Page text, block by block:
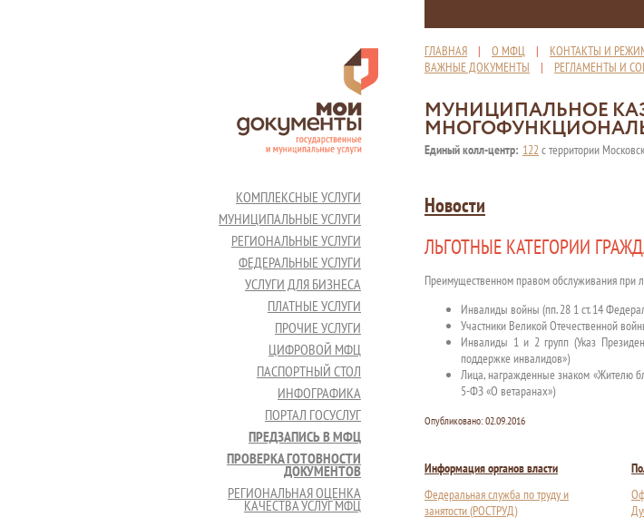
ГЛАВНАЯ | О МФЦ | КОНТАКТЫ И
ВАЖНЫЕ ДОКУМЕНТЫ | РЕГЛАМЕНТЫ И
МУНИЦИПАЛЬНОЕ
Единый колл-центр: 122с территории
КОМПЛЕКСНЫЕ УСЛУГИ
МУНИЦИПАЛЬНЫЕ УСЛУГИ
РЕГИОНАЛЬНЫЕ УСЛУГИ
ФЕДЕРАЛЬНЫЕ УСЛУГИ
УСЛУГИ ДЛЯ БИЗНЕСА
ПЛАТНЫЕ УСЛУГИ
ПРОЧИЕ УСЛУГИ
ЦИФРОВОЙ МФЦ
ПАСПОРТНЫЙ СТОЛ
ИНФОГРАФИКА
ПОРТАЛ ГОСУСЛУГ
ПРЕДЗАПИСЬ В МФЦ
ПРОВЕРКА ГОТОВНОСТИ
ДОКУМЕНТОВ
РЕГИОНАЛЬНАЯ ОЦЕНКА
КАЧЕСТВА УСЛУГ МФЦ
Новости
ЛЬГОТНЫЕ КАТЕГОРИИ
Преимущественном правом обслуживания при
Инвалиды войны (пп. 28 1 ст. 14
Участники Великой Отечественной
Инвалиды 1 и 2 групп (Указ
поддержке инвалидов»)
Лица, награжденные знаком «Жителю
5-ФЗ «О ветаранах»)
Опубликовано: 02.09.2016
Информация органов власти
Федеральная служба по труду и
занятости (РОСТРУД)